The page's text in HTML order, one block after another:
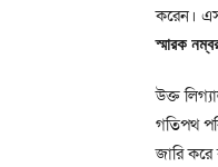
করেন।
স্মারক
উক্ত
গতিপথ
জারি